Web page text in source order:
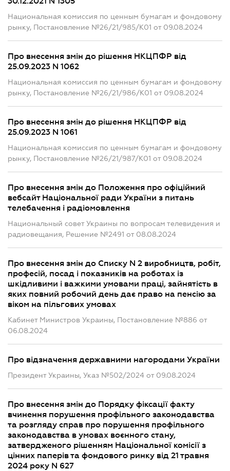
Национальная комиссия по ценным бумагам и фондовому
рынку, Постановление №26/21/985/К01 от 09.08.2024
Про внесення змін до рішення НКЦПФР від
25.09.2023 N 1062
Национальная комиссия по ценным бумагам и фондовому
рынку, Постановление №26/21/986/К01 от 09.08.2024
Про внесення змін до рішення НКЦПФР від
25.09.2023 N 1061
Национальная комиссия по ценным бумагам и фондовому
рынку, Постановление №26/21/987/К01 от 09.08.2024
Про внесення змін до Положення про офіційний
вебсайт Національної ради України з питань
телебачення і радіомовлення
Национальный совет Украины по вопросам телевидения и
радиовещания, Решение №2491 от 08.08.2024
Про внесення змін до Списку N 2 виробництв, робіт,
професій, посад і показників на роботах із
шкідливими і важкими умовами праці, зайнятість в
яких повний робочий день дає право на пенсію за
віком на пільгових умовах
Кабинет Министров Украины, Постановление №886 от
06.08.2024
Про відзначення державними нагородами України
Президент Украины, Указ №502/2024 от 09.08.2024
Про внесення змін до Порядку фіксації факту
вчинення порушення профільного законодавства
та розгляду справ про порушення профільного
законодавства в умовах воєнного стану,
затвердженого рішенням Національної комісії з
цінних паперів та фондового ринку від 21 травня
2024 року N 627